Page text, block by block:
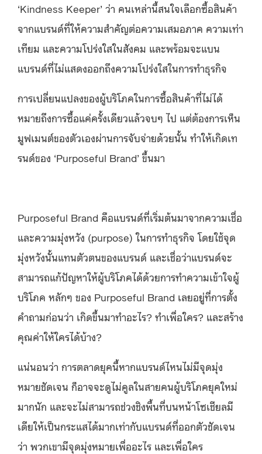
‘Kindness Keeper’ ว่า คนเหล่านี้สนใจเลือกซื้อสินค้า
จากแบรนด์ที่ให้ความสำคัญต่อความเสมอภาค ความเท่า
เทียม และความโปร่งใสในสังคม และพร้อมจะแบน
แบรนด์ที่ไม่แสดงออกถึงความโปร่งใสในการทำธุรกิจ
การเปลี่ยนแปลงของผู้บริโภคในการซื้อสินค้าที่ไม่ได้
หมายถึงการซื้อแค่ครั้งเดียวแล้วจบๆ ไป แต่ต้องการเห็น
มูฟเมนต์ของตัวเองผ่านการจับจ่ายด้วยนั้น ทำให้เกิดเท
รนด์ของ ‘Purposeful Brand’ ขึ้นมา
Purposeful Brand คือแบรนด์ที่เริ่มต้นมาจากความเชื่อ
และความมุ่งหวัง (purpose) ในการทำธุรกิจ โดยใช้จุด
มุ่งหวังนั้นแทนตัวตนของแบรนด์ และเชื่อว่าแบรนด์จะ
สามารถแก้ปัญหาให้ผู้บริโภคได้ด้วยการทำความเข้าใจผู้
บริโภค หลักๆ ของ Purposeful Brand เลยอยู่ที่การตั้ง
คำถามก่อนว่า เกิดขึ้นมาทำอะไร? ทำเพื่อใคร? และสร้าง
คุณค่าให้ใครได้บ้าง?
แน่นอนว่า การตลาดยุคนี้หากแบรนด์ไหนไม่มีจุดมุ่ง
หมายชัดเจน ก็อาจจะดูไม่คูลในสายคนผู้บริโภคยุคใหม่
มากนัก และจะไม่สามารถช่วงชิงพื้นที่บนหน้าโซเชียลมี
เดียให้เป็นกระแสได้มากเท่ากับแบรนด์ที่ออกตัวชัดเจน
ว่า พวกเขามีจุดมุ่งหมายเพื่ออะไร และเพื่อใคร